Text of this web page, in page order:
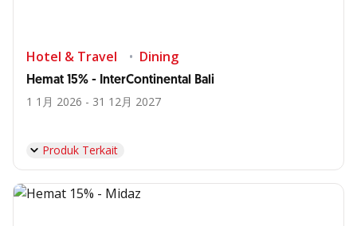
Hotel & Travel Dining
Hemat 15% - InterContinental Bali
1 1月 2026 - 31 12月 2027
Produk Terkait